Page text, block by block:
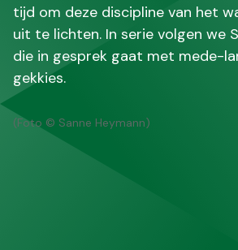
tijd om deze discipline van het
uit te lichten. In serie volgen we
die in gesprek gaat met mede-
gekkies.
(Foto © Sanne Heymann)